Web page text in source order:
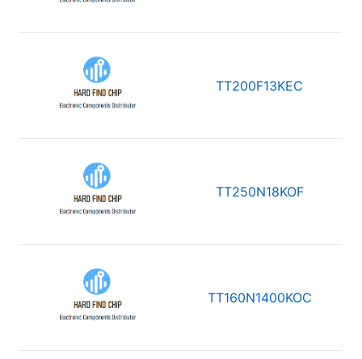
TT200F13KEC
TT250N18KOF
TT160N1400KOC